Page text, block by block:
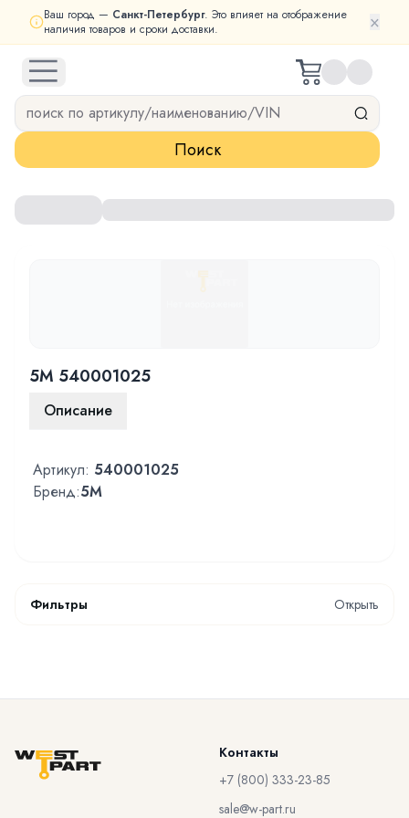
Ваш город — Санкт-Петербург. Это влияет на отображение
наличия товаров и сроки доставки.
×
open navigation menu
Поиск
5M 540001025
Описание
Артикул: 540001025
Бренд:5M
Фильтры Открыть
Контакты
+7 (800) 333-23-85
sale@w-part.ru